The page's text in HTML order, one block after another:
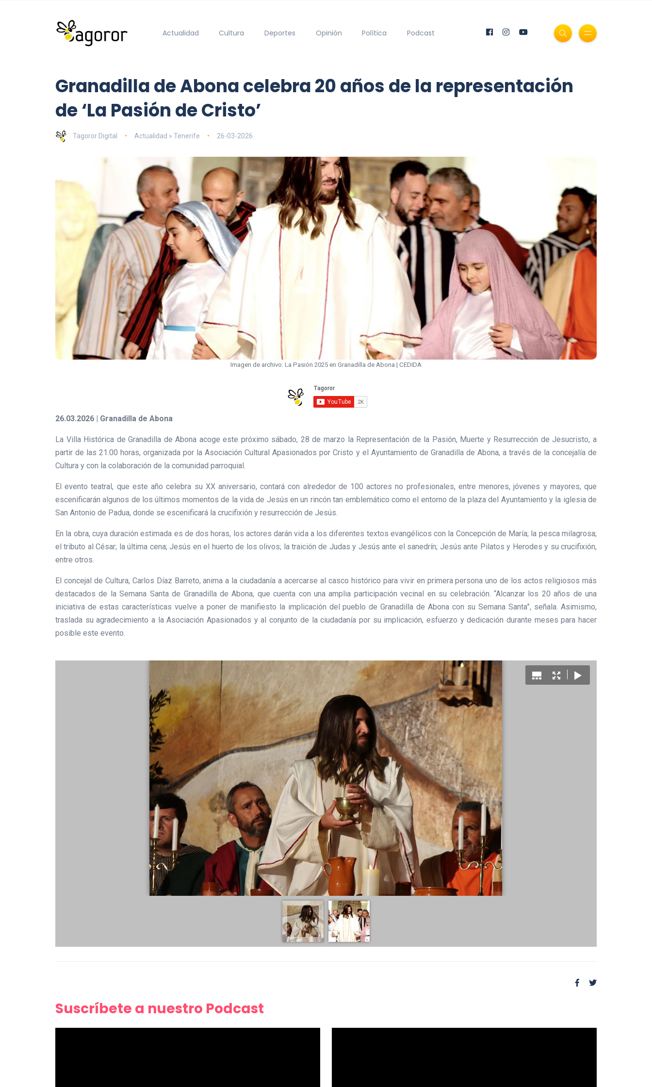
Actualidad Cultura Deportes Opinión Política Podcast
Granadilla de Abona celebra 20 años de la representación
de ‘La Pasión de Cristo’
Tagoror Digital Actualidad » Tenerife 26-03-2026
Imagen de archivo: La Pasión 2025 en Granadilla de Abona | CEDIDA
26.03.2026 | Granadilla de Abona
La Villa Histórica de Granadilla de Abona acoge este próximo sábado, 28 de marzo la Representación de la Pasión, Muerte y Resurrección de Jesucristo, a
partir de las 21.00 horas, organizada por la Asociación Cultural Apasionados por Cristo y el Ayuntamiento de Granadilla de Abona, a través de la concejalía de
Cultura y con la colaboración de la comunidad parroquial.
El evento teatral, que este año celebra su XX aniversario, contará con alrededor de 100 actores no profesionales, entre menores, jóvenes y mayores, que
escenificarán algunos de los últimos momentos de la vida de Jesús en un rincón tan emblemático como el entorno de la plaza del Ayuntamiento y la iglesia de
San Antonio de Padua, donde se escenificará la crucifixión y resurrección de Jesús.
En la obra, cuya duración estimada es de dos horas, los actores darán vida a los diferentes textos evangélicos con la Concepción de María; la pesca milagrosa;
el tributo al César; la última cena; Jesús en el huerto de los olivos; la traición de Judas y Jesús ante el sanedrín; Jesús ante Pilatos y Herodes y su crucifixión,
entre otros.
El concejal de Cultura, Carlos Díaz Barreto, anima a la ciudadanía a acercarse al casco histórico para vivir en primera persona uno de los actos religiosos más
destacados de la Semana Santa de Granadilla de Abona, que cuenta con una amplia participación vecinal en su celebración. “Alcanzar los 20 años de una
iniciativa de estas características vuelve a poner de manifiesto la implicación del pueblo de Granadilla de Abona con su Semana Santa”, señala. Asimismo,
traslada su agradecimiento a la Asociación Apasionados y al conjunto de la ciudadanía por su implicación, esfuerzo y dedicación durante meses para hacer
posible este evento.
Suscríbete a nuestro Podcast